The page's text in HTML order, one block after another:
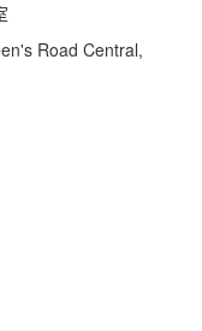
Road Central,